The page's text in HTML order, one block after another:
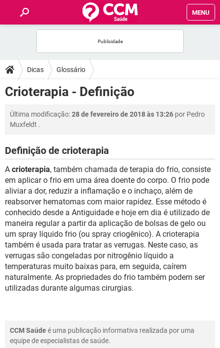
MENU
FÓRUM
SAÚDE
FAMÍLIA
SEXUALIDADE
GLOSSÁRIO
Dicas Glossário
Crioterapia - Definição
Última modificação:28 de fevereiro de 2018 às 13:26 por Pedro
Muxfeldt .
Definição de crioterapia
A crioterapia, também chamada de terapia do frio, consiste
em aplicar o frio em uma área doente do corpo. O frio pode
aliviar a dor, reduzir a inflamação e o inchaço, além de
reabsorver hematomas com maior rapidez. Esse método é
conhecido desde a Antiguidade e hoje em dia é utilizado de
maneira regular a partir da aplicação de bolsas de gelo ou
um spray líquido frio (ou spray criogênico). A crioterapia
também é usada para tratar as verrugas. Neste caso, as
verrugas são congeladas por nitrogênio líquido a
temperaturas muito baixas para, em seguida, caírem
naturalmente. As propriedades do frio também podem ser
utilizadas durante algumas cirurgias.
CCM Saúdeé uma publicação informativa realizada por uma
equipe de especialistas de saúde.